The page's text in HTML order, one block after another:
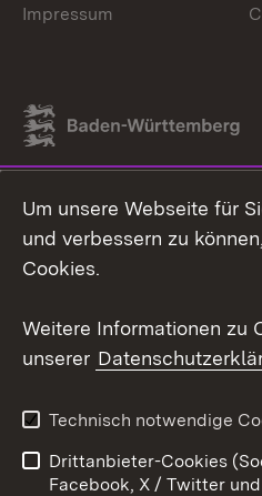
Link zum Landesportal
Impressum
Um unsere Webseite für
und verbessern zu
Cookies.
Weitere Informationen zu
unserer
Technisch notwendige
Drittanbieter-Cookies
Facebook, X / Twitter